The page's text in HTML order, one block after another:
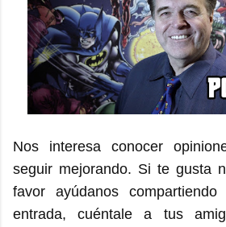
Nos interesa conocer
seguir mejorando. Si te gusta
favor ayúdanos
entrada, cuéntale a tus